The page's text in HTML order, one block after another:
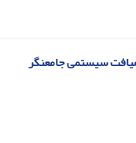
سیستمی جامع‏نگر